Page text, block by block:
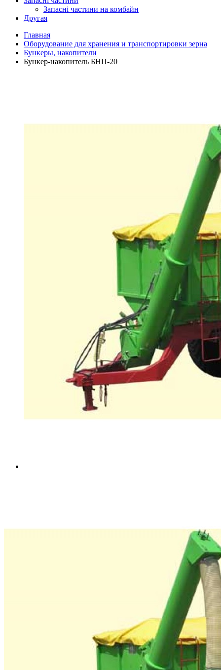
Запасні частини на комбайн
Другая
Главная
Оборудование для хранения и транспортировки зерна
Бункеры, накопители
Бункер-накопитель БНП-20